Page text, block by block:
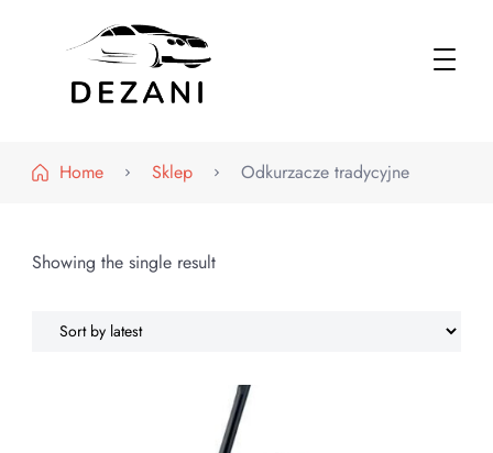
Home
Sklep Odkurzacze tradycyjne
Showing the single result